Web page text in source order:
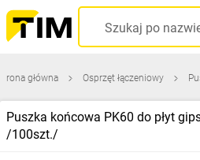
główna Osprzęt łączeniowy
Puszka końcowa PK60 do płyt
/100szt./